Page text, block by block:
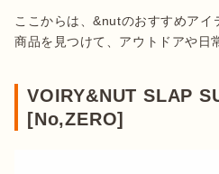
ここからは、&nutのおすすめアイ
商品を見つけて、アウトドアや日
VOIRY&NUT SLAP
[No,ZERO]